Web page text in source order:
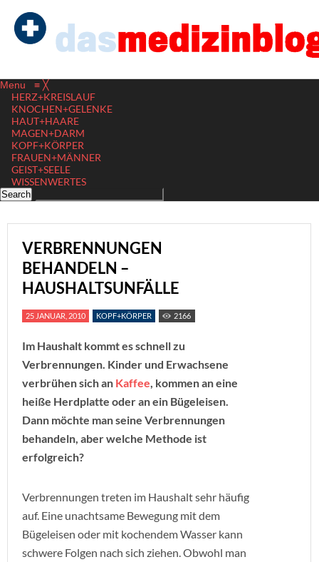
Menu ≡ ╳
HERZ+KREISLAUF
KNOCHEN+GELENKE
HAUT+HAARE
MAGEN+DARM
KOPF+KÖRPER
FRAUEN+MÄNNER
GEIST+SEELE
WISSENWERTES
VERBRENNUNGEN
BEHANDELN –
HAUSHALTSUNFÄLLE
25 JANUAR, 2010 KOPF+KÖRPER 2166
Im Haushalt kommt es schnell zu
Verbrennungen. Kinder und Erwachsene
verbrühen sich an Kaffee, kommen an eine
heiße Herdplatte oder an ein Bügeleisen.
Dann möchte man seine Verbrennungen
behandeln, aber welche Methode ist
erfolgreich?
Verbrennungen treten im Haushalt sehr häufig
auf. Eine unachtsame Bewegung mit dem
Bügeleisen oder mit kochendem Wasser kann
schwere Folgen nach sich ziehen. Obwohl man